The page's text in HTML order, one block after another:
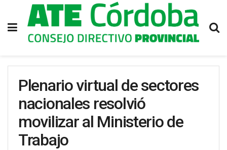
Plenario virtual de sectores
nacionales resolvió
movilizar al Ministerio de
Trabajo